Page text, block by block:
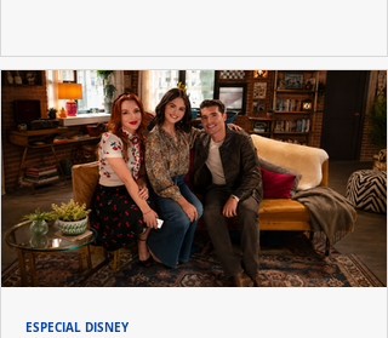
ESPECIAL DISNEY